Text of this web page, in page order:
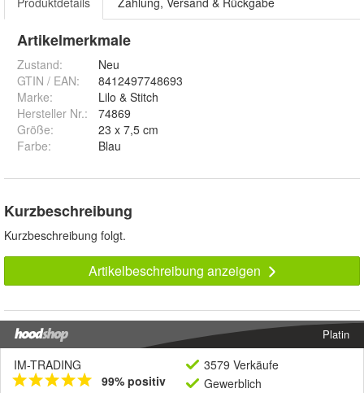
Artikelmerkmale
Zustand:
Neu
GTIN / EAN:
8412497748693
Marke:
Lilo & Stitch
Hersteller Nr.:
74869
Größe:
23 x 7,5 cm
Farbe: Blau
Kurzbeschreibung
Kurzbeschreibung folgt.
Artikelbeschreibung anzeigen
Platin
IM-TRADING
99% positiv
3579 Verkäufe
Gewerblich